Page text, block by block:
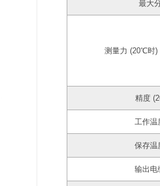
最大
测量力 (20℃时)
精度
工作温
保存温
输出电